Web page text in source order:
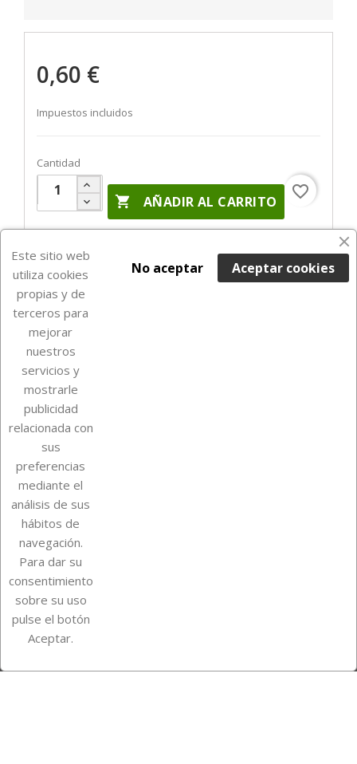
0,60 €
Impuestos incluidos
Cantidad
 AÑADIR AL CARRITO
favorite_border

Su cuenta
Información de la tienda
InstagramTikTok
Este sitio web
utiliza cookies
propias y de
terceros para
mejorar
nuestros
servicios y
mostrarle
publicidad
relacionada con
sus
preferencias
mediante el
análisis de sus
hábitos de
navegación.
Para dar su
consentimiento
sobre su uso
pulse el botón
Aceptar.
Aceptar cookies
No aceptar